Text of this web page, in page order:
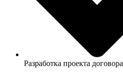
Разработка проекта договора